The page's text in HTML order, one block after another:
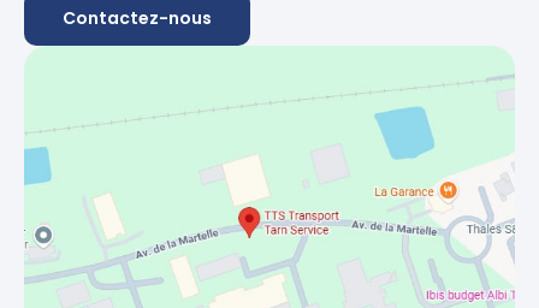
Contactez-nous